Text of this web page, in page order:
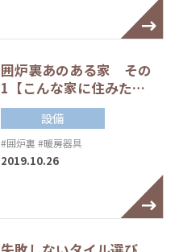
囲炉裏あのある家 その
1【こんな家に住みた…
設備
#囲炉裏 #暖房器具
2019.10.26